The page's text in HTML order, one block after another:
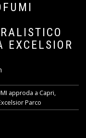
EXCELSIOR
approda a Capri,
Parco